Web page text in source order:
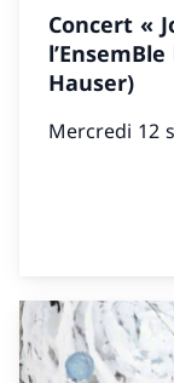
Concert «
Hauser)
Mercredi 12